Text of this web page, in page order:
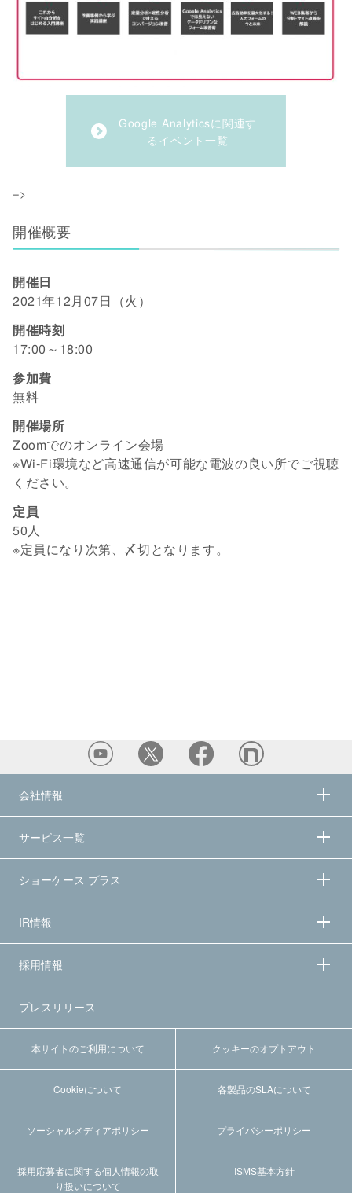
Google Analyticsに関連す
るイベント一覧
–>
開催概要
開催日
2021年12月07日（火）
開催時刻
17:00～18:00
参加費
無料
開催場所
Zoomでのオンライン会場
※Wi-Fi環境など高速通信が可能な電波の良い所でご視聴
ください。
定員
50人
※定員になり次第、〆切となります。
会社情報
サービス一覧
ショーケース プラス
IR情報
採用情報
プレスリリース
本サイトのご利用について クッキーのオプトアウト
Cookieについて 各製品のSLAについて
ソーシャルメディアポリシー プライバシーポリシー
採用応募者に関する個人情報の取
り扱いについて
ISMS基本方針